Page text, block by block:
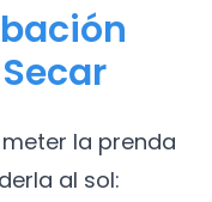
meter la prenda
al sol: